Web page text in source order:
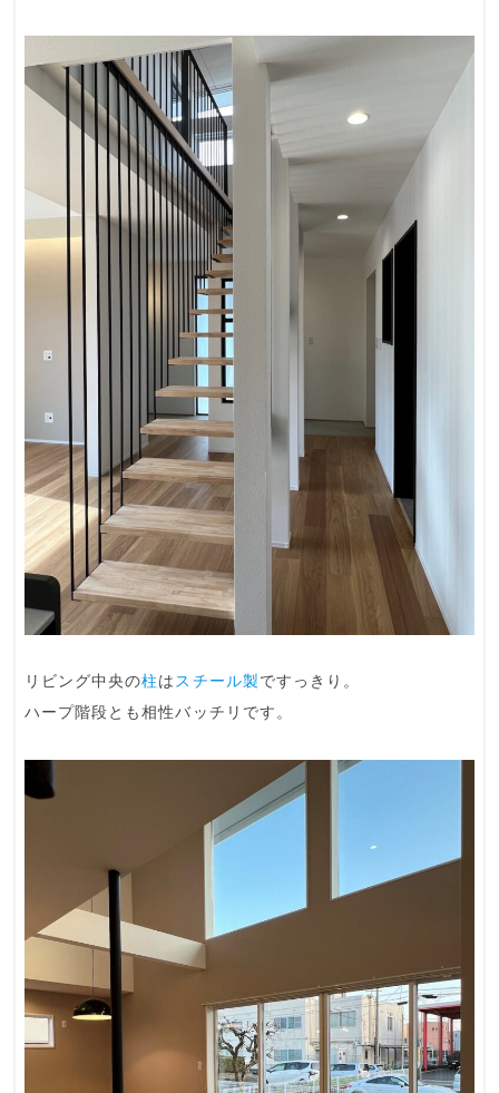
リビング中央の柱 は スチール製 ですっきり。
ハープ階段とも相性バッチリです。